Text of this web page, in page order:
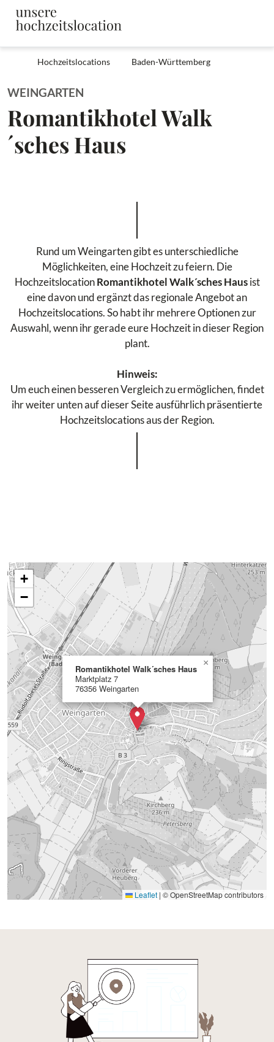
Hochzeitslocations Baden-Württemberg
WEINGARTEN
Romantikhotel Walk
´sches Haus
Rund um Weingarten gibt es unterschiedliche
Möglichkeiten, eine Hochzeit zu feiern. Die
HochzeitslocationRomantikhotel Walk´sches Hausist
eine davon und ergänzt das regionale Angebot an
Hochzeitslocations. So habt ihr mehrere Optionen zur
Auswahl, wenn ihr gerade eure Hochzeit in dieser Region
plant.
Hinweis:
Um euch einen besseren Vergleich zu ermöglichen, findet
ihr weiter unten auf dieser Seite ausführlich präsentierte
Hochzeitslocations aus der Region.
Romantikhotel Walk´sches Haus
Marktplatz 7
76356 Weingarten
×
+
−
Leaflet | © OpenStreetMap contributors